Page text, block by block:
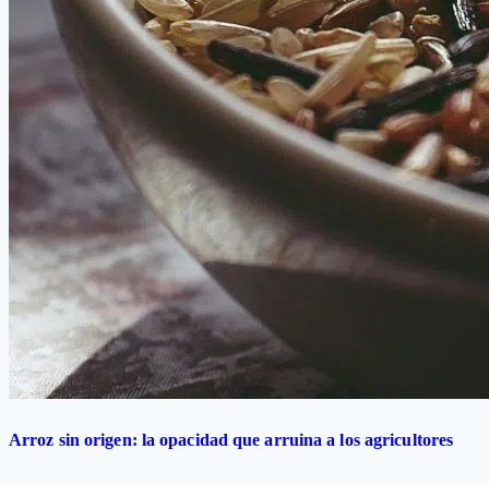
Arroz sin origen: la opacidad que arruina a los agricultores